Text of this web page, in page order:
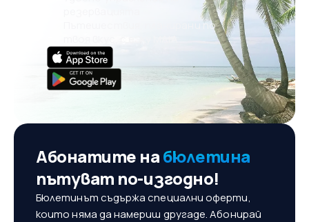
Пътешествия, планирани по
Абонатите набюлетина
пътуват по-изгодно!
Бюлетинът съдържа специални оферти,
които няма да намериш другаде. Абонирай